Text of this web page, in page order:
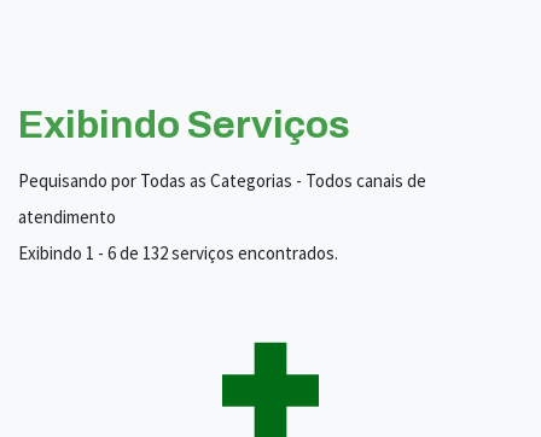
Exibindo Serviços
Pequisando por Todas as Categorias - Todos canais de
atendimento
Exibindo 1 - 6 de 132 serviços encontrados.